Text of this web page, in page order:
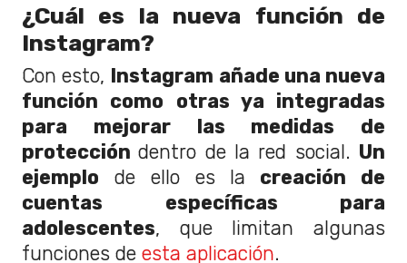
¿Cuál es la nueva función de
Instagram?
Con esto, Instagram añade una nueva
función como otras ya integradas
para mejorar las medidas de
proteccióndentro de la red social. Un
ejemplo de ello es la creación de
cuentas específicas para
adolescentes, que limitan algunas
funciones de esta aplicación.